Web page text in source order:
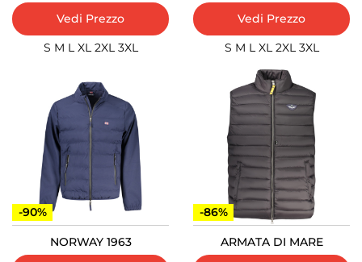
Vedi Prezzo
S M L XL 2XL 3XL
Vedi Prezzo
S M L XL 2XL 3XL
-90%
NORWAY 1963
-86%
ARMATA DI MARE